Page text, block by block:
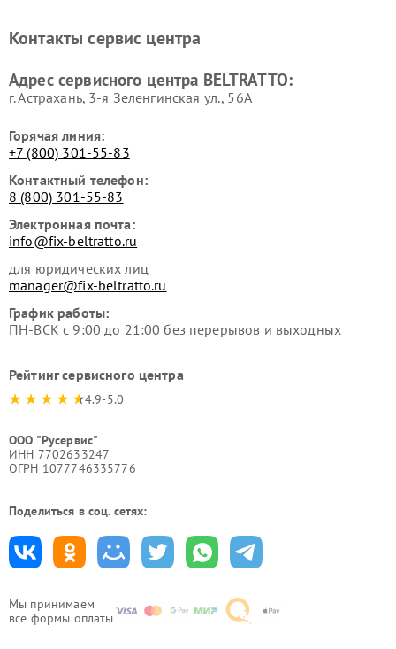
Мы принимаем
все формы оплаты
Контакты сервис центра
Адрес сервисного центра BELTRATTO:
г. Астрахань, 3-я Зеленгинская ул., 56А
Горячая линия:
+7 (800) 301-55-83
Контактный телефон:
8 (800) 301-55-83
Электронная почта:
info@fix-beltratto.ru
для юридических лиц
manager@fix-beltratto.ru
График работы:
ПН-ВСК с 9:00 до 21:00 без перерывов и выходных
Рейтинг сервисного центра
4.9-5.0
ООО "Русервис"
ИНН 7702633247
ОГРН 1077746335776
Поделиться в соц. сетях: